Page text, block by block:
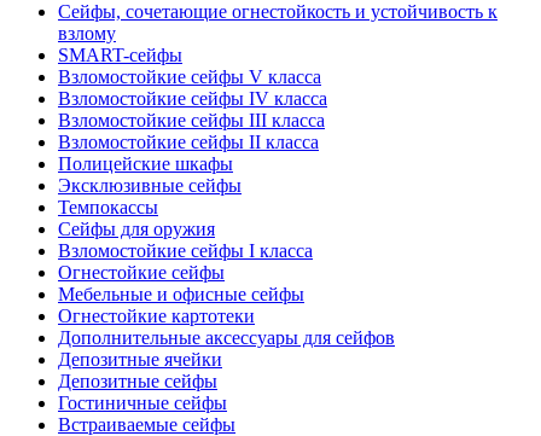
Сейфы, сочетающие огнестойкость и устойчивость к
взлому
SMART-сейфы
Взломостойкие сейфы V класса
Взломостойкие сейфы IV класса
Взломостойкие сейфы III класса
Взломостойкие сейфы II класса
Полицейские шкафы
Эксклюзивные сейфы
Темпокассы
Сейфы для оружия
Взломостойкие сейфы I класса
Огнестойкие сейфы
Мебельные и офисные сейфы
Огнестойкие картотеки
Дополнительные аксессуары для сейфов
Депозитные ячейки
Депозитные сейфы
Гостиничные сейфы
Встраиваемые сейфы